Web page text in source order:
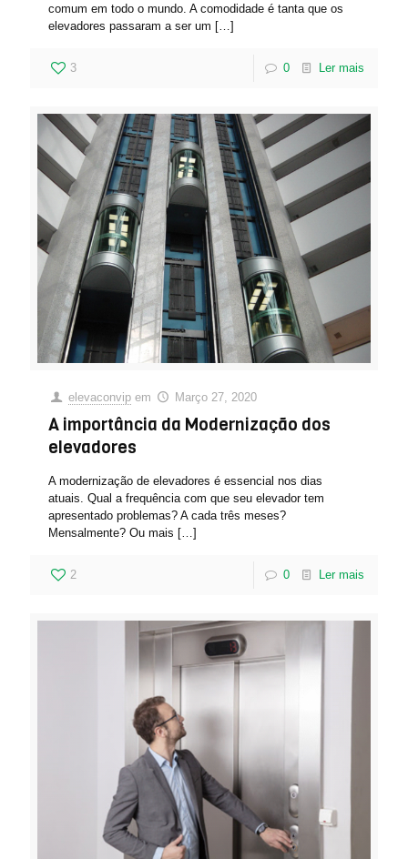
comum em todo o mundo. A comodidade é tanta que os
elevadores passaram a ser um […]
3 0 Ler mais
elevaconvip em Março 27, 2020
A importância da Modernização dos
elevadores
A modernização de elevadores é essencial nos dias
atuais. Qual a frequência com que seu elevador tem
apresentado problemas? A cada três meses?
Mensalmente? Ou mais […]
2 0 Ler mais